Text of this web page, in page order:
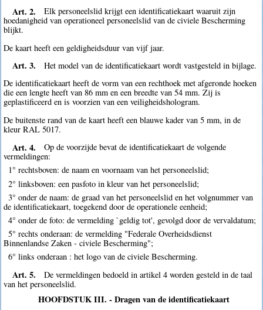
Art. 2.
Elk personeelslid krijgt een identificatiekaart waaruit zijn
hoedanigheid van operationeel personeelslid van de civiele Bescherming
blijkt.
De kaart heeft een geldigheidsduur van vijf jaar.
Art. 3.
Het model van de identificatiekaart wordt vastgesteld in bijlage.
De identificatiekaart heeft de vorm van een rechthoek met afgeronde hoeken
die een lengte heeft van 86 mm en een breedte van 54 mm. Zij is
geplastificeerd en is voorzien van een veiligheidshologram.
De buitenste rand van de kaart heeft een blauwe kader van 5 mm, in de
kleur RAL 5017.
Art. 4.
Op de voorzijde bevat de identificatiekaart de volgende
vermeldingen:
1° rechtsboven: de naam en voornaam van het personeelslid;
2° linksboven: een pasfoto in kleur van het personeelslid;
3° onder de naam: de graad van het personeelslid en het volgnummer van
de identificatiekaart, toegekend door de operationele eenheid;
4° onder de foto: de vermelding `geldig tot', gevolgd door de vervaldatum;
5° rechts onderaan: de vermelding "Federale Overheidsdienst
Binnenlandse Zaken - civiele Bescherming";
6° links onderaan : het logo van de civiele Bescherming.
Art. 5.
De vermeldingen bedoeld in artikel 4 worden gesteld in de taal
van het personeelslid.
HOOFDSTUK III. - Dragen van de identificatiekaart